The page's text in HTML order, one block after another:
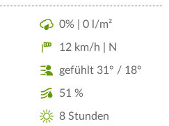
0% | 0 l/m²
12 km/h | N
gefühlt 31° / 18°
51 %
8 Stunden